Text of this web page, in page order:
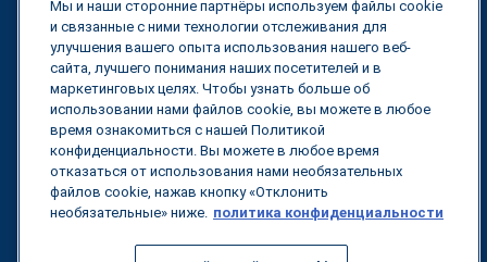
Калькулятор оптимизации перевозок
Тарифный трекер
Свяжитесь с нами
Все права защищены.
Политика
Мы и наши сторонние партнёры используем файлы cookie
и связанные с ними технологии отслеживания для
улучшения вашего опыта использования нашего веб-
сайта, лучшего понимания наших посетителей и в
маркетинговых целях. Чтобы узнать больше об
использовании нами файлов cookie, вы можете в любое
время ознакомиться с нашей Политикой
конфиденциальности. Вы можете в любое время
отказаться от использования нами необязательных
файлов cookie, нажав кнопку «Отклонить
необязательные» ниже. политика конфиденциальности